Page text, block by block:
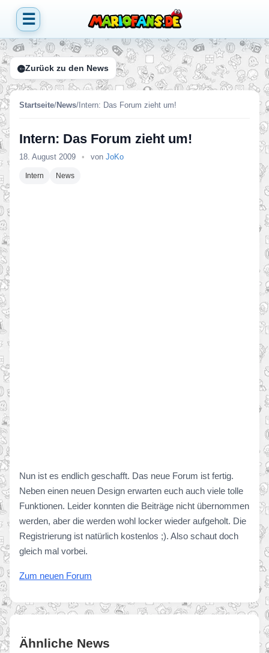
☰
Zurück zu den News
Startseite/News/ Intern: Das Forum zieht um!
Intern: Das Forum zieht um!
18. August 2009 • von JoKo
Intern News
Nun ist es endlich geschafft. Das neue Forum ist fertig.
Neben einen neuen Design erwarten euch auch viele tolle
Funktionen. Leider konnten die Beiträge nicht übernommen
werden, aber die werden wohl locker wieder aufgeholt. Die
Registrierung ist natürlich kostenlos ;). Also schaut doch
gleich mal vorbei.
Zum neuen Forum
Ähnliche News